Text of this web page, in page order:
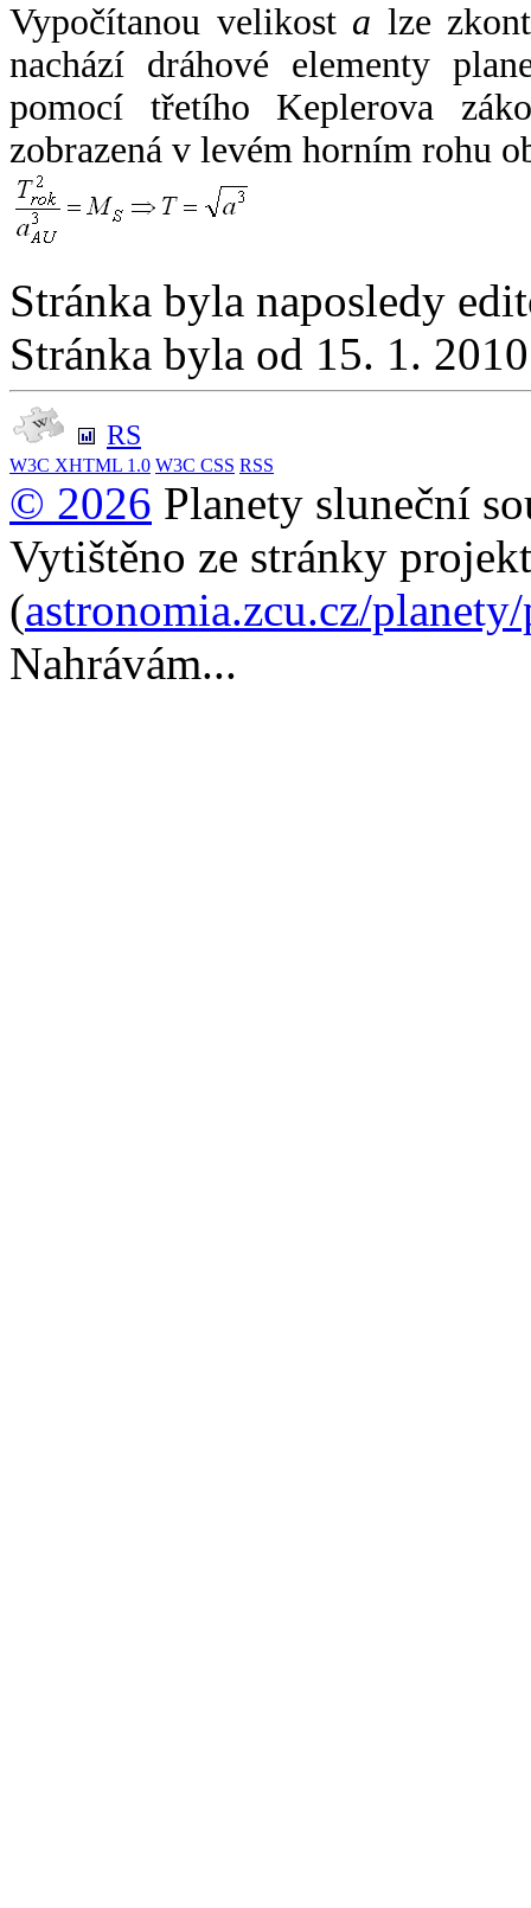
Vypočítanou velikost a lze
nachází dráhové elementy
pomocí třetího Keplerova
zobrazená v levém horním rohu
Stránka byla naposledy
Stránka byla od 15. 1.
RS
W3C XHTML 1.0 W3C CSS RSS
© 2026 Planety sluneční
Vytištěno ze stránky
(astronomia.zcu.cz/
Nahrávám...